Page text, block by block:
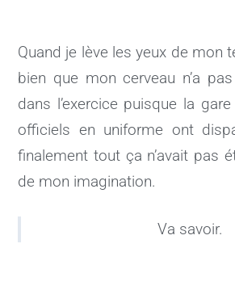
Quand je lève les yeux de mon
bien que mon cerveau n’a
dans l’exercice puisque la
officiels en uniforme ont
finalement tout ça n’avait pas
de mon imagination.
Va savoir.